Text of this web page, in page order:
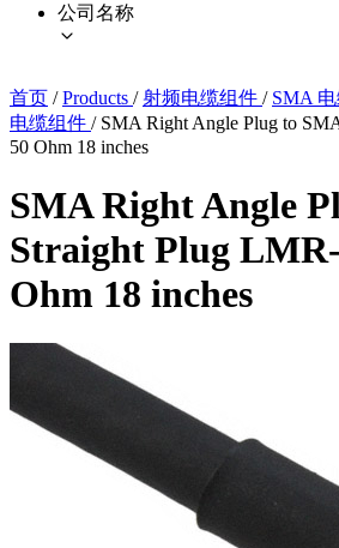
公司名称
首页 / Products / 射频电缆组件 / SMA
电缆组件 / SMA Right Angle Plug to
50 Ohm 18 inches
SMA Right Angle
Straight Plug
Ohm 18 inches